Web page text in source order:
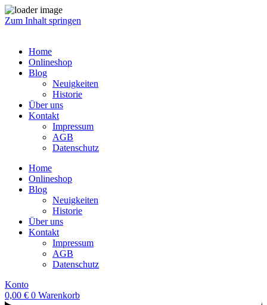
Zum Inhalt springen
Home
Onlineshop
Blog
Neuigkeiten
Historie
Über uns
Kontakt
Impressum
AGB
Datenschutz
Home
Onlineshop
Blog
Neuigkeiten
Historie
Über uns
Kontakt
Impressum
AGB
Datenschutz
Konto
0,00 € 0 Warenkorb